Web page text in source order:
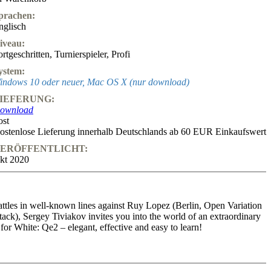
, Turnierspieler, Profi
10 oder neuer, Mac OS X (nur download)
Lieferung innerhalb Deutschlands ab 60 EUR Einkaufswert
2020
in well-known lines against Ruy Lopez (Berlin, Open Variation
Sergey Tiviakov invites you into the world of an extraordinary
White: Qe2 – elegant, effective and easy to learn!